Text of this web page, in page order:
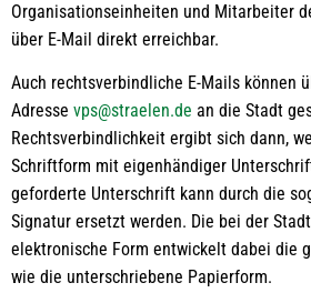
Organisationseinheiten und Mitarbeiter
über E-Mail direkt erreichbar.
Auch rechtsverbindliche E-Mails können
Adresse vps@straelen.de an die Stadt
Rechtsverbindlichkeit ergibt sich dann,
Schriftform mit eigenhändiger
geforderte Unterschrift kann durch die
Signatur ersetzt werden. Die bei der
elektronische Form entwickelt dabei die
wie die unterschriebene Papierform.